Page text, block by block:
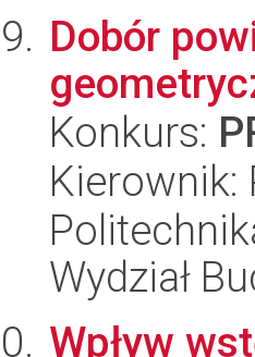
Dobór
Konkurs:
Kierownik:
Wydział
Wpływ